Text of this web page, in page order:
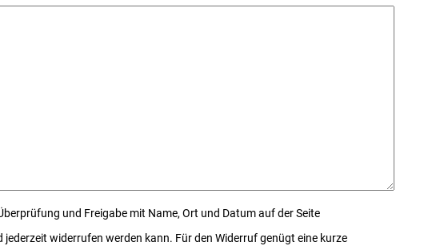
und Freigabe mit Name, Ort und Datum auf der Seite
widerrufen werden kann. Für den Widerruf genügt eine kurze